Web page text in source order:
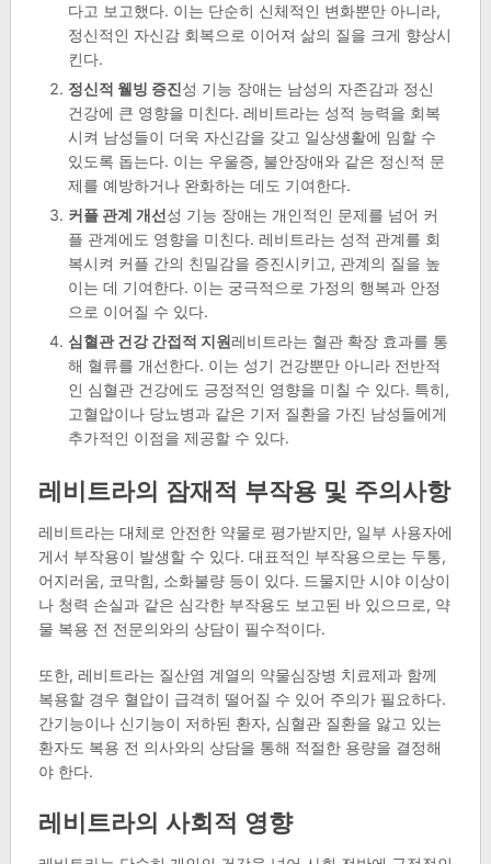
다고 보고했다. 이는 단순히 신체적인 변화뿐만 아니라,
정신적인 자신감 회복으로 이어져 삶의 질을 크게 향상시
킨다.
정신적 웰빙 증진성 기능 장애는 남성의 자존감과 정신
건강에 큰 영향을 미친다. 레비트라는 성적 능력을 회복
시켜 남성들이 더욱 자신감을 갖고 일상생활에 임할 수
있도록 돕는다. 이는 우울증, 불안장애와 같은 정신적 문
제를 예방하거나 완화하는 데도 기여한다.
커플 관계 개선성 기능 장애는 개인적인 문제를 넘어 커
플 관계에도 영향을 미친다. 레비트라는 성적 관계를 회
복시켜 커플 간의 친밀감을 증진시키고, 관계의 질을 높
이는 데 기여한다. 이는 궁극적으로 가정의 행복과 안정
으로 이어질 수 있다.
심혈관 건강 간접적 지원레비트라는 혈관 확장 효과를 통
해 혈류를 개선한다. 이는 성기 건강뿐만 아니라 전반적
인 심혈관 건강에도 긍정적인 영향을 미칠 수 있다. 특히,
고혈압이나 당뇨병과 같은 기저 질환을 가진 남성들에게
추가적인 이점을 제공할 수 있다.
레비트라의 잠재적 부작용 및 주의사항
레비트라는 대체로 안전한 약물로 평가받지만, 일부 사용자에
게서 부작용이 발생할 수 있다. 대표적인 부작용으로는 두통,
어지러움, 코막힘, 소화불량 등이 있다. 드물지만 시야 이상이
나 청력 손실과 같은 심각한 부작용도 보고된 바 있으므로, 약
물 복용 전 전문의와의 상담이 필수적이다.
또한, 레비트라는 질산염 계열의 약물심장병 치료제과 함께
복용할 경우 혈압이 급격히 떨어질 수 있어 주의가 필요하다.
간기능이나 신기능이 저하된 환자, 심혈관 질환을 앓고 있는
환자도 복용 전 의사와의 상담을 통해 적절한 용량을 결정해
야 한다.
레비트라의 사회적 영향